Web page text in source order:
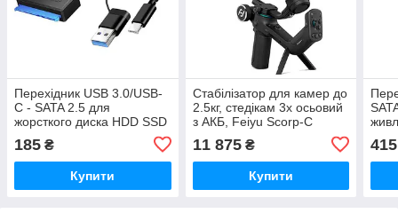
Перехідник USB 3.0/USB-
C - SATA 2.5 для
жорсткого диска HDD SSD
185 ₴
Купити
Стабілізатор для камер до
2.5кг, стедікам 3х осьовий
з АКБ, Feiyu Scorp-C
11 875₴
Купити
415